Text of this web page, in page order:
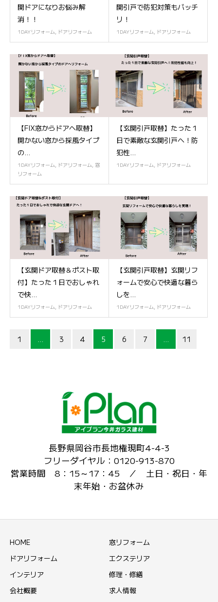
関ドアになりお悩み解
消！！
1DAYリフォーム ドアリフォーム
関引戸で防犯対策もバッチ
リ！
1DAYリフォーム ドアリフォーム
【FIX窓からドアへ取替】
開かない窓から採風タイプ
の...
1DAYリフォーム ドアリフォーム 窓
リフォーム
【玄関引戸取替】たった１
日で素敵な玄関引戸へ！防
犯性...
1DAYリフォーム ドアリフォーム
【玄関ドア取替＆ポスト取
付】たった１日でおしゃれ
で快...
1DAYリフォーム, ドアリフォーム
【玄関引戸取替】玄関リフ
ォームで安心で快適な暮ら
しを...
1DAYリフォーム, ドアリフォーム
1 … 3 4 5 6 7 … 11
長野県岡谷市長地権現町4-4-3
フリーダイヤル：0120-913-870
営業時間 8：15～17：45 ／ 土日・祝日・年
末年始・お盆休み
HOME
窓リフォーム
ドアリフォーム
エクステリア
インテリア
修理・修繕
会社概要
求人情報